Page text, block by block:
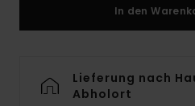
In den
Lieferung nach
Abholort